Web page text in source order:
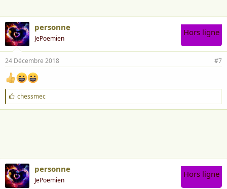
personne
JePoemien
Hors ligne
24 Décembre 2018 #7
J
'
a
chessmec
personne
JePoemien
Hors ligne